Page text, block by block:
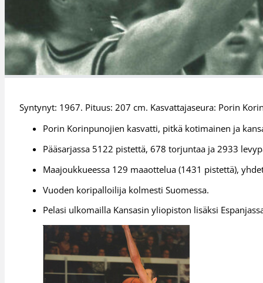
Syntynyt: 1967. Pituus: 207 cm. Kasvattajaseura: Porin
Porin Korinpunojien kasvatti, pitkä kotimainen ja
Pääsarjassa 5122 pistettä, 678 torjuntaa ja 2933
Maajoukkueessa 129 maaottelua (1431 pistettä),
Vuoden koripalloilija kolmesti Suomessa.
Pelasi ulkomailla Kansasin yliopiston lisäksi